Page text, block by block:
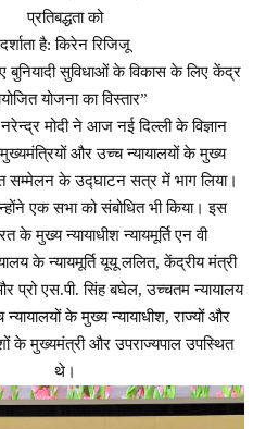
प्रतिबद्धता को
दर्शाता है: किरेन रिजिजू
बुनियादी सुविधाओं के विकास के लिए केंद्र
योजना का विस्तार”
मोदी ने आज नई दिल्ली के विज्ञान
और उच्च न्यायालयों के मुख्य
सम्मेलन के उद्घाटन सत्र में भाग लिया।
एक सभा को संबोधित भी किया। इस
के मुख्य न्यायाधीश न्यायमूर्ति एन वी
के न्यायमूर्ति यूयू ललित, केंद्रीय मंत्री
प्रो एस.पी. सिंह बघेल, उच्चतम न्यायालय
न्यायालयों के मुख्य न्यायाधीश, राज्यों और
के मुख्यमंत्री और उपराज्यपाल उपस्थित
थे।